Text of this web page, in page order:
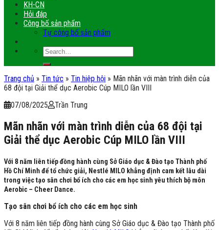
KH-CN
Hỏi đáp
Công bố sản phẩm
Tự công bố sản phẩm
Trang chủ » Tin tức » Tin hiệp hội » Mãn nhãn với màn trình diễn của
68 đội tại Giải thể dục Aerobic Cúp MILO lần VIII
07/08/2025
Trần Trung
Mãn nhãn với màn trình diễn của 68 đội tại
Giải thể dục Aerobic Cúp MILO lần VIII
Với 8 năm liên tiếp đồng hành cùng Sở Giáo dục & Đào tạo Thành phố
Hồ Chí Minh để tổ chức giải, Nestlé MILO khẳng định cam kết lâu dài
trong việc tạo sân chơi bổ ích cho các em học sinh yêu thích bộ môn
Aerobic – Cheer Dance.
Tạo sân chơi bổ ích cho các em học sinh
Với 8 năm liên tiếp đồng hành cùng Sở Giáo dục & Đào tạo Thành phố